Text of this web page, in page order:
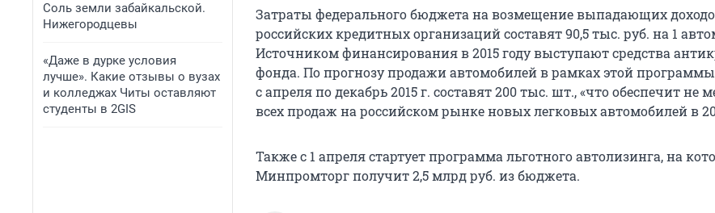
Соль земли забайкальской.
Нижегородцевы
«Даже в дурке условия
лучше». Какие отзывы о вузах
и колледжах Читы оставляют
студенты в 2GIS
Затраты федерального бюджета на возмещение выпадающих
российских кредитных организаций составят 90,5 тыс. руб. на 1
Источником финансирования в 2015 году выступают средства
фонда. По прогнозу продажи автомобилей в рамках этой
с апреля по декабрь 2015 г. составят 200 тыс. шт., «что обеспечит не
всех продаж на российском рынке новых легковых автомобилей в
Также с 1 апреля стартует программа льготного автолизинга, на
Минпромторг получит 2,5 млрд руб. из бюджета.